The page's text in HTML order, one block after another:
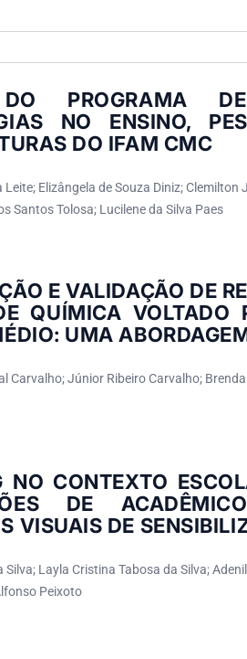
PROGRAMA
NO ENSINO,
DO IFAM CMC
Elizângela de Souza Diniz;
Santos Tolosa; Lucilene da Silva Paes
E VALIDAÇÃO DE
QUÍMICA VOLTADO
UMA
Carvalho; Júnior Ribeiro Carvalho;
NO CONTEXTO
DE
VISUAIS DE
Silva; Layla Cristina Tabosa da Silva;
Peixoto